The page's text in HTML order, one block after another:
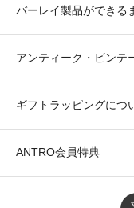
バーレイ製品ができる
アンティーク・ビンテ
ギフトラッピングにつ
ANTRO会員特典